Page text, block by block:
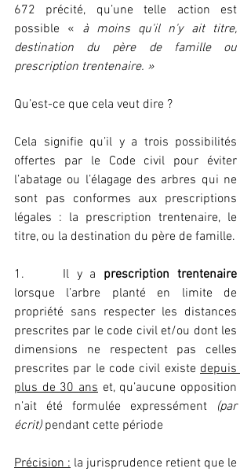
672 précité, qu’une telle action est
possible « à moins qu'il n'y ait titre,
destination du père de famille ou
prescription trentenaire. »
Qu’est-ce que cela veut dire ?
Cela signifie qu’il y a trois possibilités
offertes par le Code civil pour éviter
l’abatage ou l’élagage des arbres qui ne
sont pas conformes aux prescriptions
légales : la prescription trentenaire, le
titre, ou la destination du père de famille.
1.     Il y a prescription trentenaire
lorsque l’arbre planté en limite de
propriété sans respecter les distances
prescrites par le code civil et/ou dont les
dimensions ne respectent pas celles
prescrites par le code civil existe depuis
plus de 30 ans et, qu’aucune opposition
n’ait été formulée expressément (par
écrit) pendant cette période
Précision : la jurisprudence retient que le